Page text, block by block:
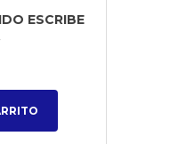
ESCRIBE